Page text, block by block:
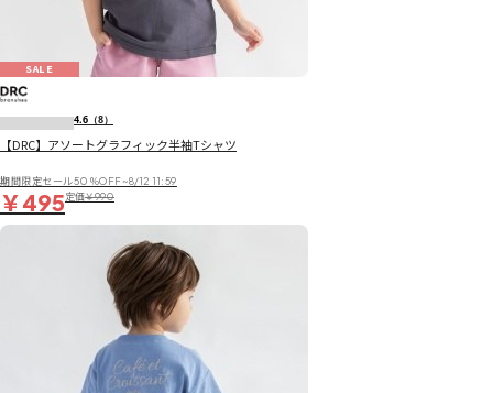
SALE
4.6 （8）
【DRC】アソートグラフィック半袖Tシャツ
期間限定セール50％OFF~8/12 11:59
￥495定価￥990